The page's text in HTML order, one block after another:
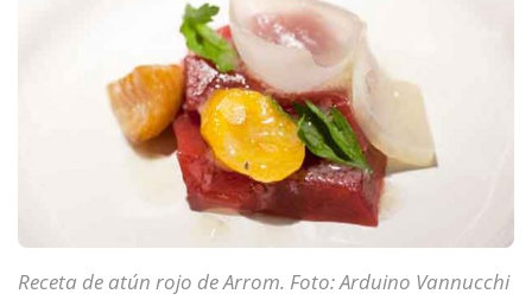
Receta de atún rojo de Arrom. Foto: Arduino Vannucchi